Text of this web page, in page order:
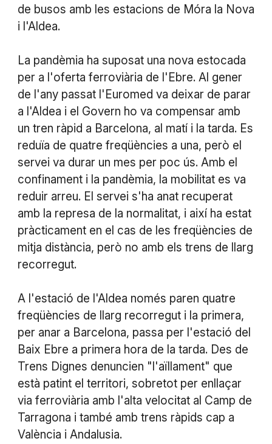
de busos amb les estacions de Móra la Nova
i l'Aldea.
La pandèmia ha suposat una nova estocada
per a l'oferta ferroviària de l'Ebre. Al gener
de l'any passat l'Euromed va deixar de parar
a l'Aldea i el Govern ho va compensar amb
un tren ràpid a Barcelona, al matí i la tarda. Es
reduïa de quatre freqüències a una, però el
servei va durar un mes per poc ús. Amb el
confinament i la pandèmia, la mobilitat es va
reduir arreu. El servei s'ha anat recuperat
amb la represa de la normalitat, i així ha estat
pràcticament en el cas de les freqüències de
mitja distància, però no amb els trens de llarg
recorregut.
A l'estació de l'Aldea només paren quatre
freqüències de llarg recorregut i la primera,
per anar a Barcelona, passa per l'estació del
Baix Ebre a primera hora de la tarda. Des de
Trens Dignes denuncien "l'aïllament" que
està patint el territori, sobretot per enllaçar
via ferroviària amb l'alta velocitat al Camp de
Tarragona i també amb trens ràpids cap a
València i Andalusia.